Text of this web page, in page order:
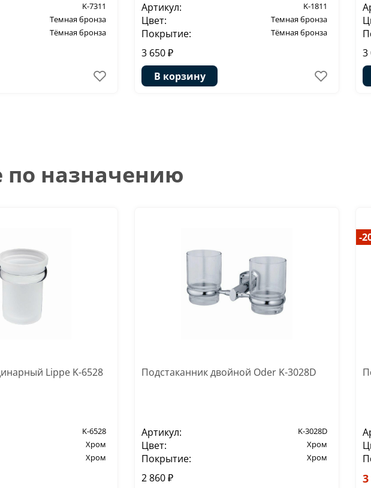
K-7311
Темная бронза
Тёмная бронза
Артикул: K-1811
Цвет: Темная бронза
Покрытие: Тёмная бронза
3 650 ₽
В корзину
3
назначению
Lippe K-6528
K-6528
Хром
Хром
Подстаканник двойной Oder K-3028D
Артикул: K-3028D
Цвет: Хром
Покрытие: Хром
2 860 ₽
-